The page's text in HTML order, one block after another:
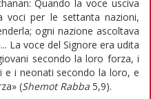
Quando la voce usciva
voci per le settanta nazioni,
ogni nazione ascoltava
La voce del Signore era udita
secondo la loro forza, i
e i neonati secondo la loro, e
(Shemot Rabba 5,9).